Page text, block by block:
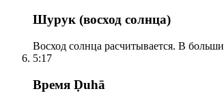
Шурук (восход солнца)
Восход солнца расчитывается. В
5:17
Время Ḍuhā